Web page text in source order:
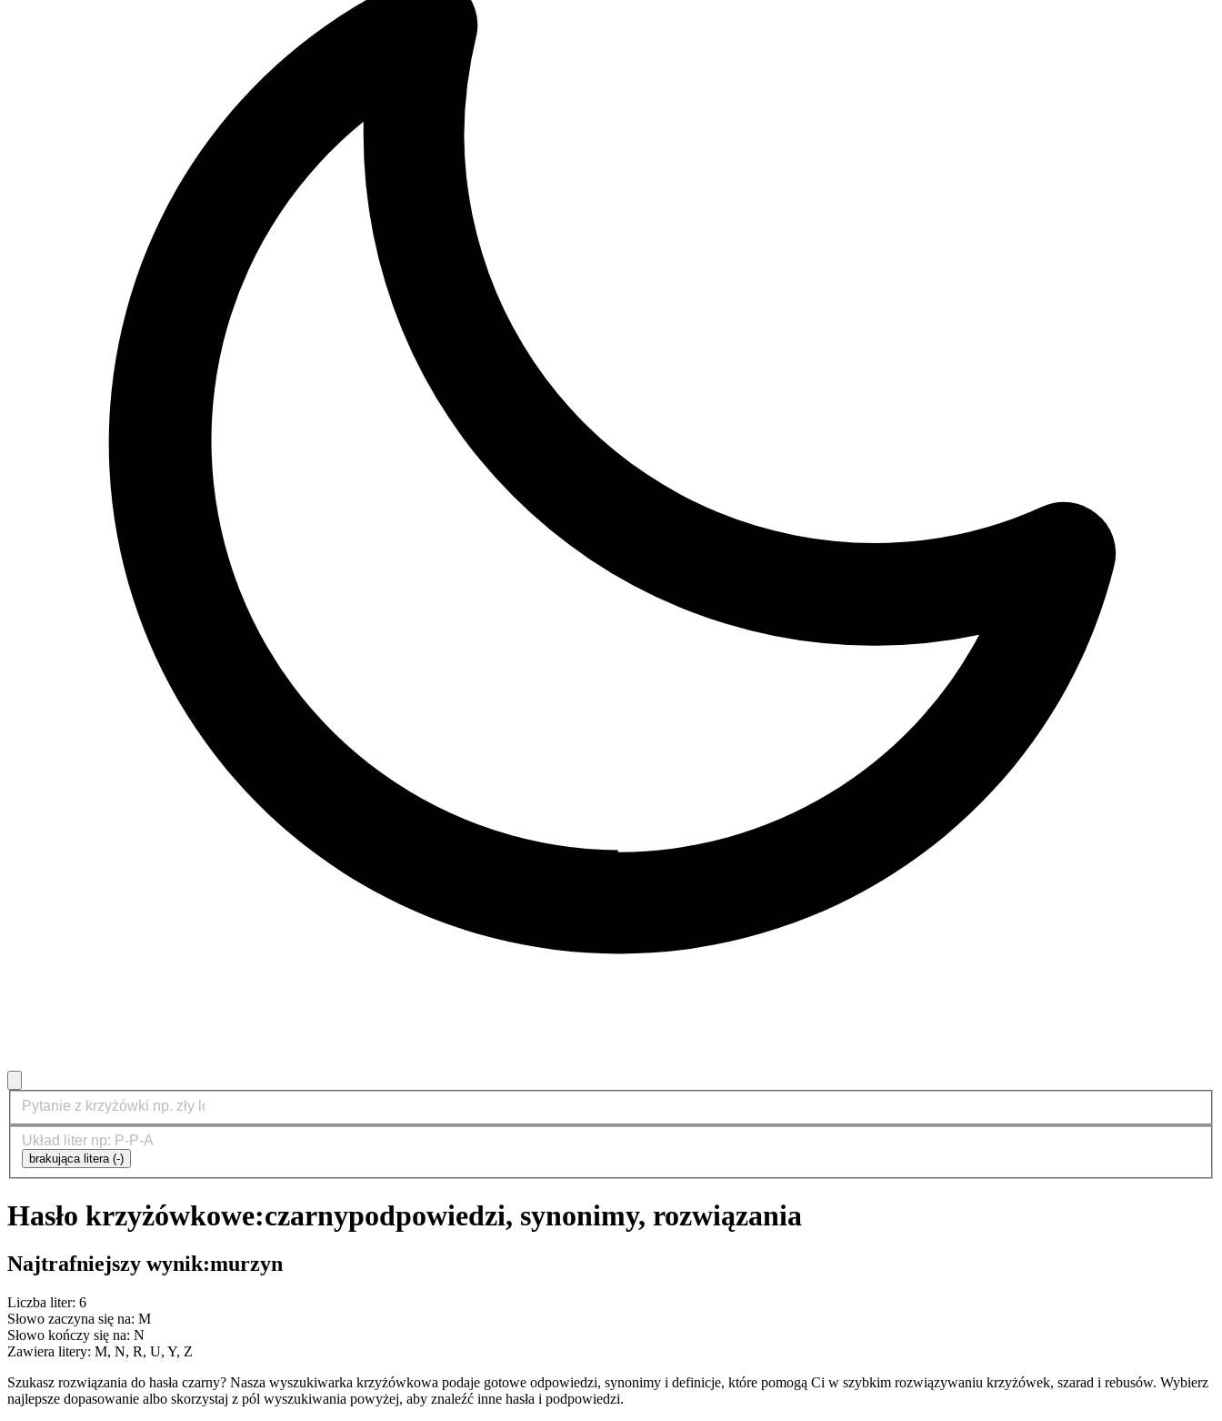
brakująca litera (-)
Hasło krzyżówkowe:czarnypodpowiedzi, synonimy, rozwiązania
Najtrafniejszy wynik:murzyn
Liczba liter: 6
Słowo zaczyna się na: M
Słowo kończy się na: N
Zawiera litery: M, N, R, U, Y, Z
Szukasz rozwiązania do hasła czarny? Nasza wyszukiwarka krzyżówkowa podaje gotowe odpowiedzi, synonimy i definicje, które pomogą Ci w szybkim rozwiązywaniu krzyżówek, szarad i rebusów. Wybierz
najlepsze dopasowanie albo skorzystaj z pól wyszukiwania powyżej, aby znaleźć inne hasła i podpowiedzi.